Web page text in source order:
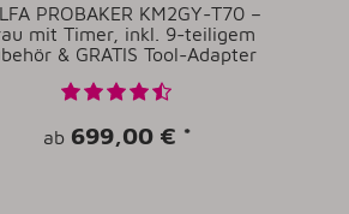
PROBAKER KM2GY-T70 –
mit Timer, inkl. 9-teiligem
& GRATIS Tool-Adapter
ab 699,00 € *